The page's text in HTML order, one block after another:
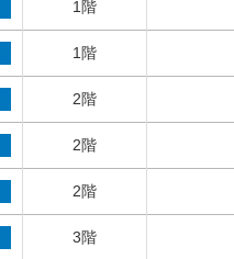
1階
1階
2階
2階
2階
3階